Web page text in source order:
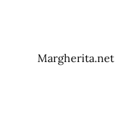
Margherita.net